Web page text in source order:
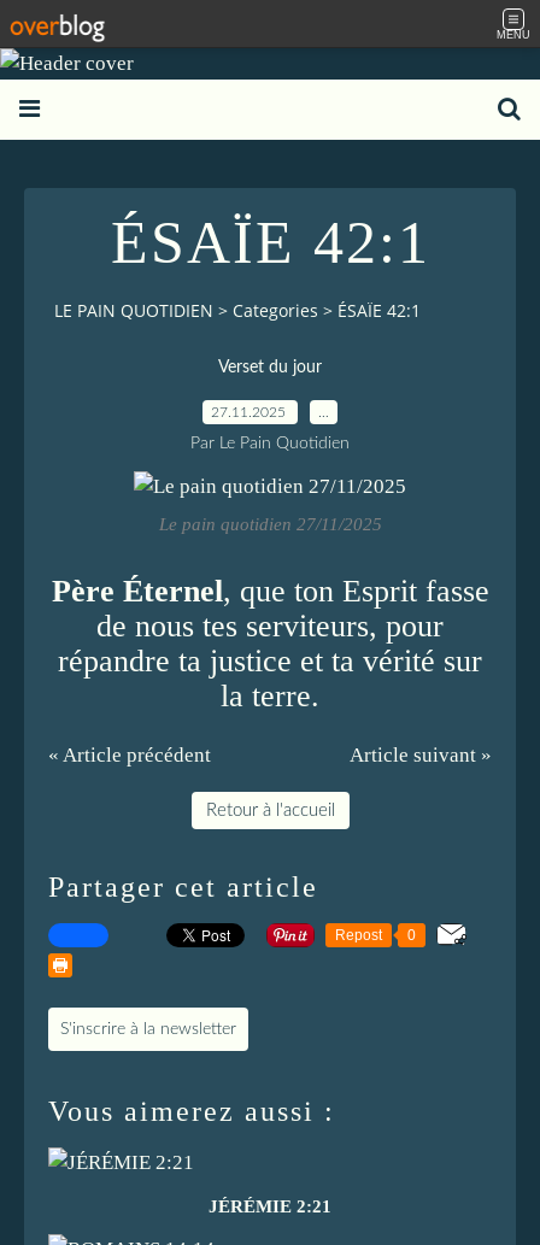
MENU
ÉSAÏE 42:1
LE PAIN QUOTIDIEN > Categories > ÉSAÏE 42:1
Verset du jour
27.11.2025
Par Le Pain Quotidien
Le pain quotidien 27/11/2025
Père Éternel, que ton Esprit fasse
de nous tes serviteurs, pour
répandre ta justice et ta vérité sur
la terre.
« Article précédent Article suivant »
Retour à l'accueil
Partager cet article
Repost 0
S'inscrire à la newsletter
Vous aimerez aussi :
JÉRÉMIE 2:21